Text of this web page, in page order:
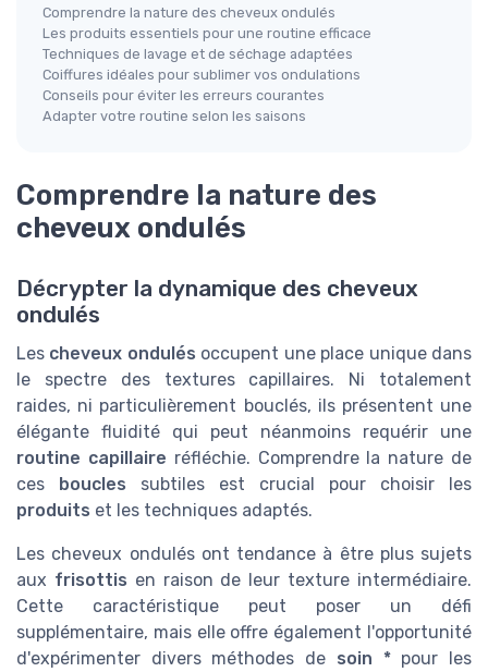
Comprendre la nature des cheveux ondulés
Les produits essentiels pour une routine efficace
Techniques de lavage et de séchage adaptées
Coiffures idéales pour sublimer vos ondulations
Conseils pour éviter les erreurs courantes
Adapter votre routine selon les saisons
Comprendre la nature des
cheveux ondulés
Décrypter la dynamique des cheveux
ondulés
Les cheveux ondulés occupent une place unique dans
le spectre des textures capillaires. Ni totalement
raides, ni particulièrement bouclés, ils présentent une
élégante fluidité qui peut néanmoins requérir une
routine capillaire réfléchie. Comprendre la nature de
ces boucles subtiles est crucial pour choisir les
produits et les techniques adaptés.
Les cheveux ondulés ont tendance à être plus sujets
aux frisottis en raison de leur texture intermédiaire.
Cette caractéristique peut poser un défi
supplémentaire, mais elle offre également l'opportunité
d'expérimenter divers méthodes de soin *pour les